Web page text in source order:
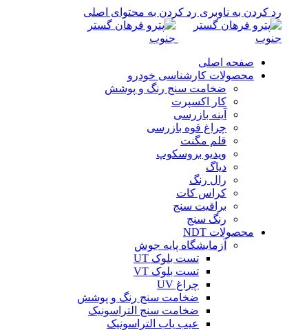
رد کردن به ناوبری رد کردن به محتوای اصلی
صفحه اصلی
محصولات کارشناسی خودرو
ضخامت سنج رنگ و پوشش
کار اکسپرت
آینه بازرسی
چراغ قوه بازرسی
قلم مگنت
ویدیو بروسکوپ
دیاگ
رال رنگ
کراس کات
براقیت سنج
رنگ سنج
محصولات NDT
آزمایشگاه پایه جوش
تست بلوک UT
تست بلوک VT
چراغ UV
ضخامت سنج رنگ و پوشش
ضخامت سنج التراسونیک
عیب یاب التراسونیک